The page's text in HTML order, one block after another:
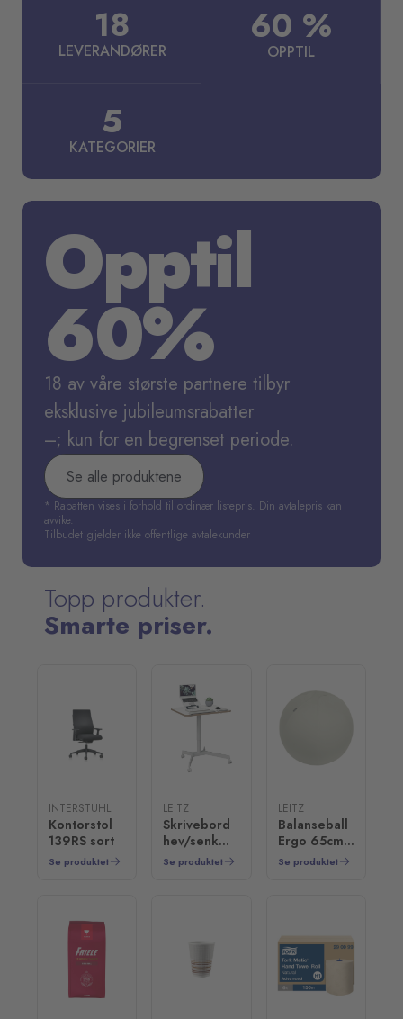
18
LEVERANDØRER
60 %
OPPTIL
5
KATEGORIER
Opptil
60%
18 av våre største partnere tilbyr
eksklusive jubileumsrabatter
–; kun for en begrenset periode.
Se alle produktene
* Rabatten vises i forhold til ordinær listepris. Din avtalepris kan
avvike.
Tilbudet gjelder ikke offentlige avtalekunder
Topp produkter.
Smarte priser.
INTERSTUHL
Kontorstol
139RS sort
Se produktet
LEITZ
Skrivebord
hev/senk
hvit
Se produktet
LEITZ
Balanseball
Ergo 65cm
Lys Grå
Se produktet